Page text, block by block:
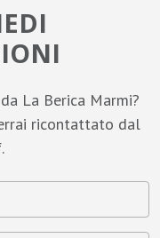
La Berica Marmi?
ricontattato dal